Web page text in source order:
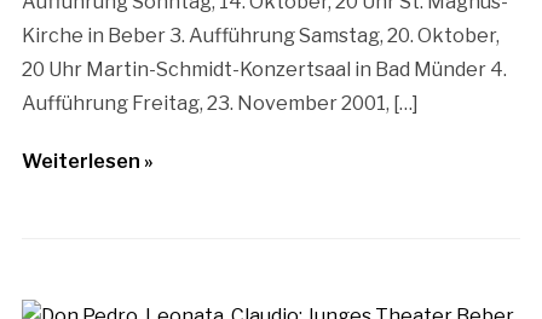
Kirche in Beber 3. Aufführung Samstag, 20. Oktober,
20 Uhr Martin-Schmidt-Konzertsaal in Bad Münder 4.
Aufführung Freitag, 23. November 2001, […]
Weiterlesen »